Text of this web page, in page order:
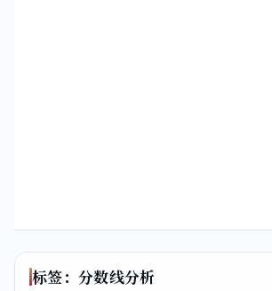
标签：分数线分析